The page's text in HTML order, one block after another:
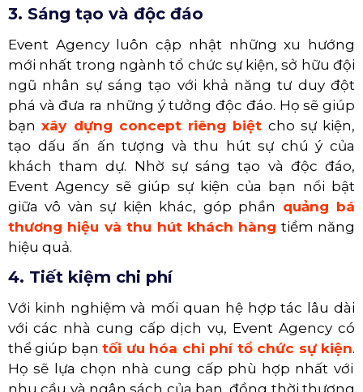
3. Sáng tạo và độc đáo
Event Agency luôn cập nhật những xu hướng
mới nhất trong ngành tổ chức sự kiện, sở hữu đội
ngũ nhân sự sáng tạo với khả năng tư duy đột
phá và đưa ra những ý tưởng độc đáo. Họ sẽ giúp
bạnxây dựng concept riêng biệt cho sự kiện,
tạo dấu ấn ấn tượng và thu hút sự chú ý của
khách tham dự. Nhờ sự sáng tạo và độc đáo,
Event Agency sẽ giúp sự kiện của bạn nổi bật
giữa vô vàn sự kiện khác, góp phần quảng bá
thương hiệu và thu hút khách hàng tiềm năng
hiệu quả.
4. Tiết kiệm chi phí
Với kinh nghiệm và mối quan hệ hợp tác lâu dài
với các nhà cung cấp dịch vụ, Event Agency có
thể giúp bạntối ưu hóa chi phí tổ chức sự kiện.
Họ sẽ lựa chọn nhà cung cấp phù hợp nhất với
nhu cầu và ngân sách của bạn, đồng thời thương